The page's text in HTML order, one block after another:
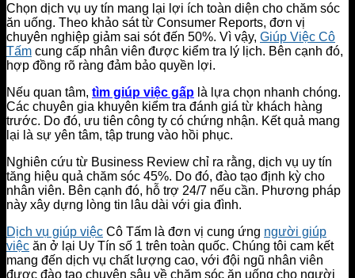
Chọn dịch vụ uy tín mang lại lợi ích toàn diện cho chăm sóc
ăn uống. Theo khảo sát từ Consumer Reports, đơn vị
chuyên nghiệp giảm sai sót đến 50%. Vì vậy, Giúp Việc Cô
Tấm cung cấp nhân viên được kiểm tra lý lịch. Bên cạnh đó,
hợp đồng rõ ràng đảm bảo quyền lợi.
Nếu quan tâm, tìm giúp việc gấp là lựa chọn nhanh chóng.
Các chuyên gia khuyên kiểm tra đánh giá từ khách hàng
trước. Do đó, ưu tiên công ty có chứng nhận. Kết quả mang
lại là sự yên tâm, tập trung vào hồi phục.
Nghiên cứu từ Business Review chỉ ra rằng, dịch vụ uy tín
tăng hiệu quả chăm sóc 45%. Do đó, đào tạo định kỳ cho
nhân viên. Bên cạnh đó, hỗ trợ 24/7 nếu cần. Phương pháp
này xây dựng lòng tin lâu dài với gia đình.
Dịch vụ giúp việc Cô Tấm là đơn vị cung ứng người giúp
việc ăn ở lại Uy Tín số 1 trên toàn quốc. Chúng tôi cam kết
mang đến dịch vụ chất lượng cao, với đội ngũ nhân viên
được đào tạo chuyên sâu về chăm sóc ăn uống cho người